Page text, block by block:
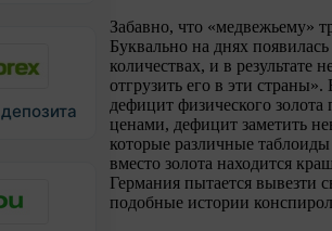
Забавно, что «медвежьему»
Буквально на днях
количествах, и в
отгрузить его в эти
дефицит физического
ценами, дефицит заметить
которые различные
вместо золота находится
Германия пытается вывезти
подобные истории